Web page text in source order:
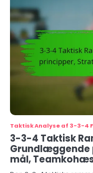
Taktisk Analyse af 3-3-4
3-3-4 Taktisk
Grundlæggende
mål,